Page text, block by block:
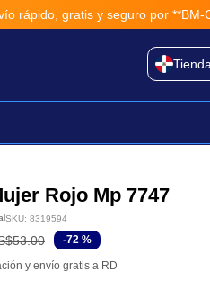
gratis y seguro por **BM-
Rojo Mp 7747
SKU: 8319594
53.00 -72 %
y envío gratis a RD